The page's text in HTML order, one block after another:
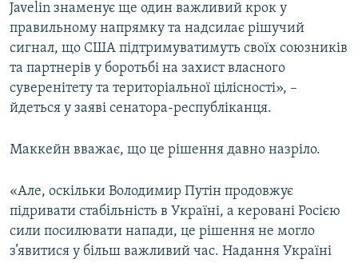
Javelin знаменує ще один важливий крок у
правильному напрямку та надсилає рішучий
сигнал, що США підтримуватимуть своїх союзників
та партнерів у боротьбі на захист власного
суверенітету та територіальної цілісності», –
йдеться у заяві сенатора-республіканця.
Маккейн вважає, що це рішення давно назріло.
«Але, оскільки Володимир Путін продовжує
підривати стабільність в Україні, а керовані Росією
сили посилювати напади, це рішення не могло
з’явитися у більш важливий час. Надання Україні